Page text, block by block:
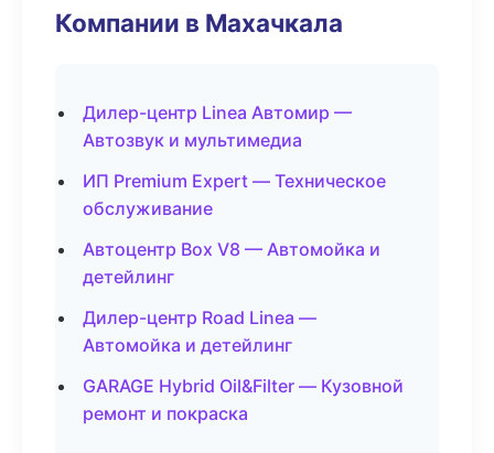
Компании в Махачкала
Дилер-центр Linea Автомир —
Автозвук и мультимедиа
ИП Premium Expert — Техническое
обслуживание
Автоцентр Box V8 — Автомойка и
детейлинг
Дилер-центр Road Linea —
Автомойка и детейлинг
GARAGE Hybrid Oil&Filter — Кузовной
ремонт и покраска